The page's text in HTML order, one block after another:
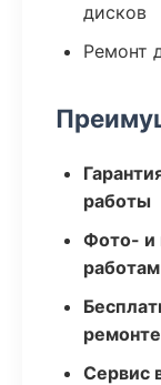
дисков
Ремонт
работы
Фото- и
работам
ремонте
Сервис